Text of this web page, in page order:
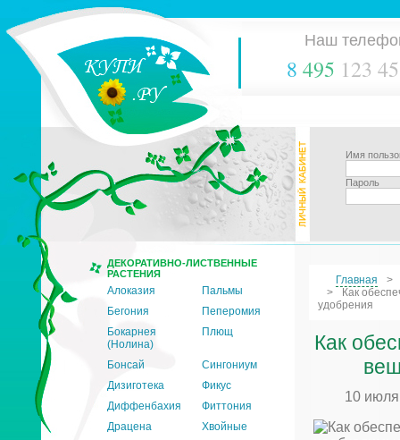
Наш
8 495 123
Имя
Пароль
ДЕКОРАТИВНО-ЛИСТВЕННЫЕ
РАСТЕНИЯ
Алоказия
Пальмы
Бегония
Пеперомия
Бокарнея
(Нолина)
Плющ
Бонсай
Сингониум
Дизиготека
Фикус
Диффенбахия
Фиттония
Драцена
Хвойные
Главная
Как
удобрения
Как
10